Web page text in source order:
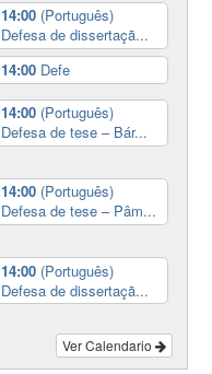
14:00 (Português)
Defesa de dissertaçã...
14:00 Defe
14:00 (Português)
Defesa de tese – Bár...
14:00 (Português)
Defesa de tese – Pâm...
14:00 (Português)
Defesa de dissertaçã...
Ver Calendario